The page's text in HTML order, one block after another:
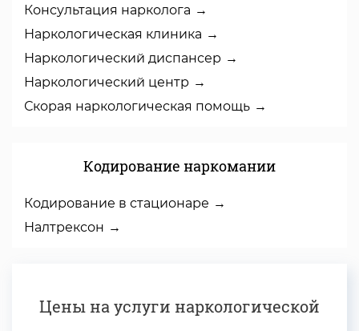
Консультация нарколога
Наркологическая клиника
Наркологический диспансер
Наркологический центр
Скорая наркологическая помощь
Кодирование наркомании
Кодирование в стационаре
Налтрексон
Цены на услуги наркологической